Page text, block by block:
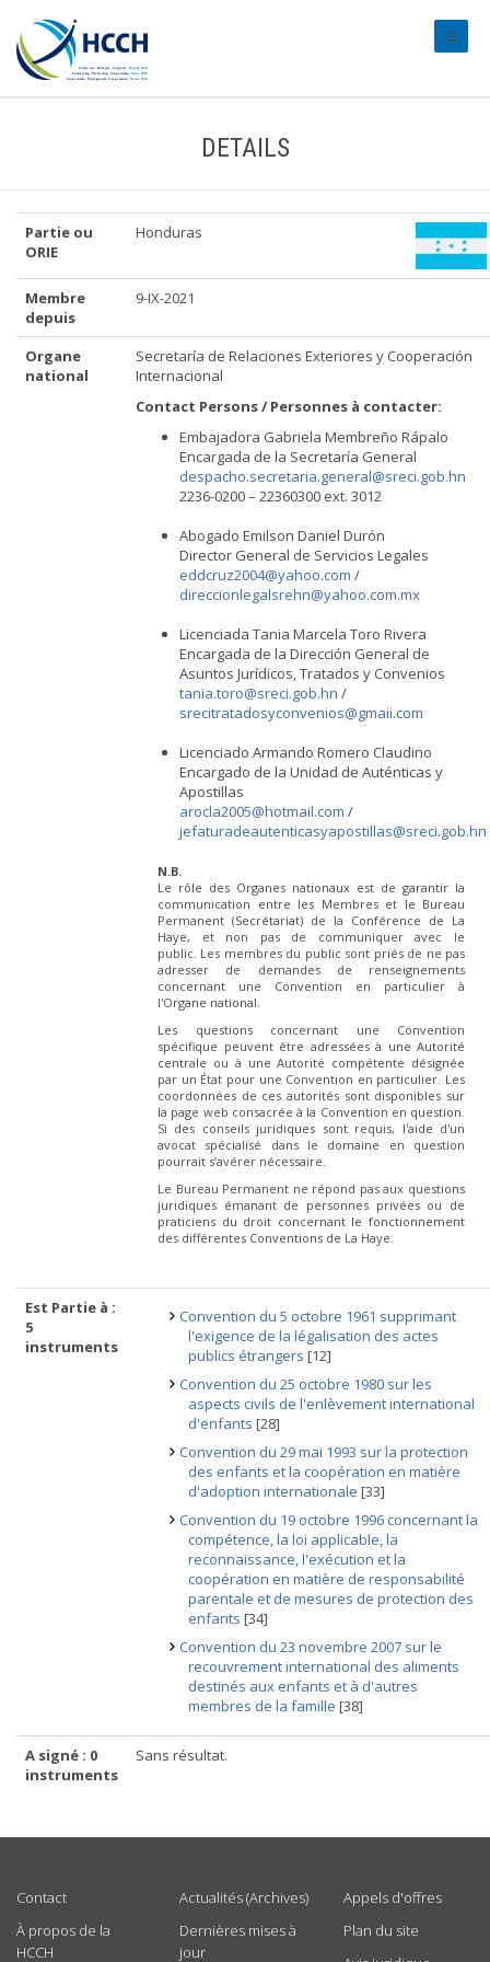
DETAILS
Partie ou
ORIE
Honduras
Membre
depuis
9-IX-2021
Organe
national
Secretaría de Relaciones Exteriores y Cooperación
Internacional
Contact Persons / Personnes à contacter:
Embajadora Gabriela Membreño Rápalo
Encargada de la Secretaría General
despacho.secretaria.general@sreci.gob.hn
2236-0200 – 22360300 ext. 3012
Abogado Emilson Daniel Durón
Director General de Servicios Legales
eddcruz2004@yahoo.com /
direccionlegalsrehn@yahoo.com.mx
Licenciada Tania Marcela Toro Rivera
Encargada de la Dirección General de
Asuntos Jurídicos, Tratados y Convenios
tania.toro@sreci.gob.hn /
srecitratadosyconvenios@gmaii.com
Licenciado Armando Romero Claudino
Encargado de la Unidad de Auténticas y
Apostillas
arocla2005@hotmail.com /
jefaturadeautenticasyapostillas@sreci.gob.hn
N.B.
Le rôle des Organes nationaux est de garantir la
communication entre les Membres et le Bureau
Permanent (Secrétariat) de la Conférence de La
Haye, et non pas de communiquer avec le
public. Les membres du public sont priés de ne pas
adresser de demandes de renseignements
concernant une Convention en particulier à
l'Organe national.
Les questions concernant une Convention
spécifique peuvent être adressées à une Autorité
centrale ou à une Autorité compétente désignée
par un État pour une Convention en particulier. Les
coordonnées de ces autorités sont disponibles sur
la page web consacrée à la Convention en question.
Si des conseils juridiques sont requis, l'aide d'un
avocat spécialisé dans le domaine en question
pourrait s’avérer nécessaire.
Le Bureau Permanent ne répond pas aux questions
juridiques émanant de personnes privées ou de
praticiens du droit concernant le fonctionnement
des différentes Conventions de La Haye.
Est Partie à :
5
instruments
Convention du 5 octobre 1961 supprimant
l'exigence de la légalisation des actes
publics étrangers [12]
Convention du 25 octobre 1980 sur les
aspects civils de l'enlèvement international
d'enfants [28]
Convention du 29 mai 1993 sur la protection
des enfants et la coopération en matière
d'adoption internationale [33]
Convention du 19 octobre 1996 concernant la
compétence, la loi applicable, la
reconnaissance, l'exécution et la
coopération en matière de responsabilité
parentale et de mesures de protection des
enfants [34]
Convention du 23 novembre 2007 sur le
recouvrement international des aliments
destinés aux enfants et à d'autres
membres de la famille [38]
A signé : 0
instruments
Sans résultat.
Contact
À propos de la
HCCH
Actualités (Archives)
Dernières mises à
jour
Appels d'offres
Plan du site